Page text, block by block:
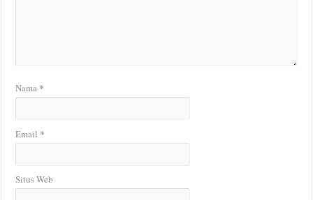
Nama *
Email *
Situs Web